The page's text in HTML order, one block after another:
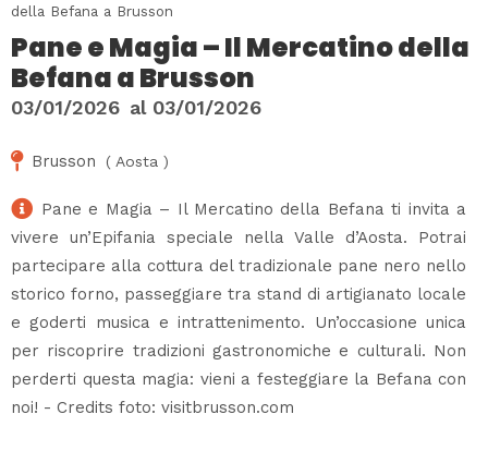
della Befana a Brusson
Pane e Magia – Il Mercatino della
Befana a Brusson
03/01/2026 al 03/01/2026
Brusson ( Aosta )
Pane e Magia – Il Mercatino della Befana ti invita a
vivere un’Epifania speciale nella Valle d’Aosta. Potrai
partecipare alla cottura del tradizionale pane nero nello
storico forno, passeggiare tra stand di artigianato locale
e goderti musica e intrattenimento. Un’occasione unica
per riscoprire tradizioni gastronomiche e culturali. Non
perderti questa magia: vieni a festeggiare la Befana con
noi! - Credits foto: visitbrusson.com